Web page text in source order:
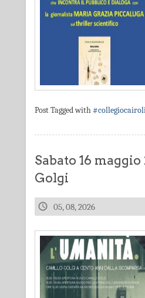
Post Tagged with
Sabato 16
Golgi
05, 08, 2026